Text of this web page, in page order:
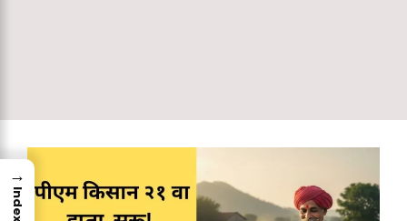
→
Index